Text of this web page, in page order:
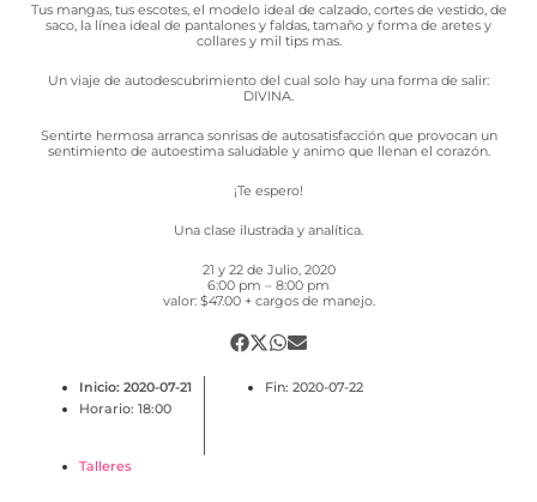
Tus mangas, tus escotes, el modelo ideal de calzado, cortes de vestido, de
saco, la línea ideal de pantalones y faldas, tamaño y forma de aretes y
collares y mil tips mas.
Un viaje de autodescubrimiento del cual solo hay una forma de salir:
DIVINA.
Sentirte hermosa arranca sonrisas de autosatisfacción que provocan un
sentimiento de autoestima saludable y animo que llenan el corazón.
¡Te espero!
Una clase ilustrada y analítica.
21 y 22 de Julio, 2020
6:00 pm – 8:00 pm
valor: $47.00 + cargos de manejo.
Inicio: 2020-07-21
Horario: 18:00
Fin: 2020-07-22
Talleres